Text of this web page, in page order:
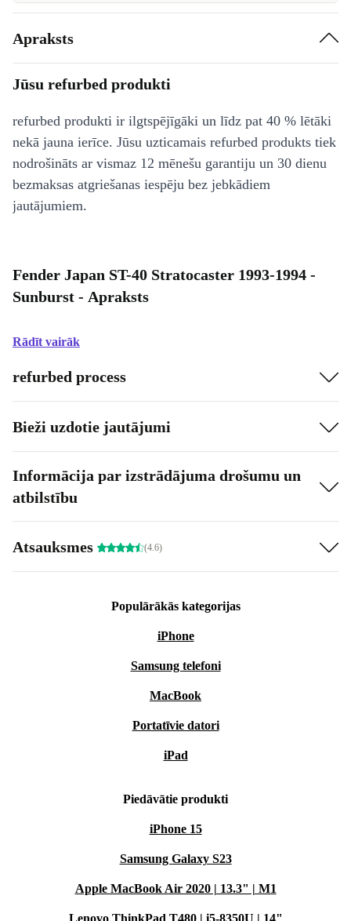
Apraksts
Jūsu refurbed produkti
refurbed produkti ir ilgtspējīgāki un līdz pat 40 % lētāki
nekā jauna ierīce. Jūsu uzticamais refurbed produkts tiek
nodrošināts ar vismaz 12 mēnešu garantiju un 30 dienu
bezmaksas atgriešanas iespēju bez jebkādiem
jautājumiem.
Fender Japan ST-40 Stratocaster 1993-1994 -
Sunburst - Apraksts
Rādīt vairāk
refurbed process
Bieži uzdotie jautājumi
Informācija par izstrādājuma drošumu un
atbilstību
Atsauksmes (4.6)
Populārākās kategorijas
iPhone
Samsung telefoni
MacBook
Portatīvie datori
iPad
Piedāvātie produkti
iPhone 15
Samsung Galaxy S23
Apple MacBook Air 2020 | 13.3" | M1
Lenovo ThinkPad T480 | i5-8350U | 14"